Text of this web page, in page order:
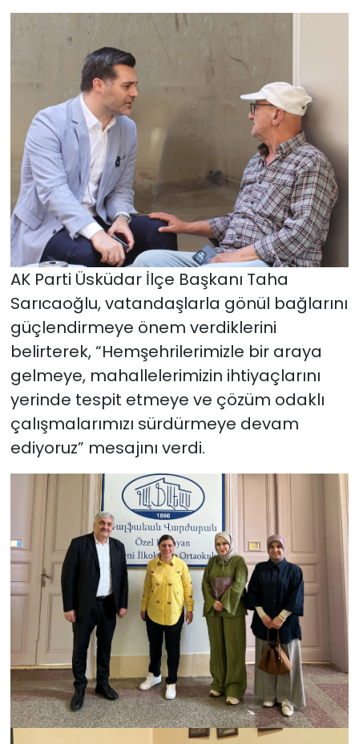
AK Parti Üsküdar İlçe Başkanı Taha
Sarıcaoğlu, vatandaşlarla gönül bağlarını
güçlendirmeye önem verdiklerini
belirterek, “Hemşehrilerimizle bir araya
gelmeye, mahallelerimizin ihtiyaçlarını
yerinde tespit etmeye ve çözüm odaklı
çalışmalarımızı sürdürmeye devam
ediyoruz” mesajını verdi.